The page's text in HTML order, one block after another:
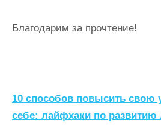
Благодарим за прочтение!
Н
а
10 способов повысить свою
себе: лайфхаки по развитию